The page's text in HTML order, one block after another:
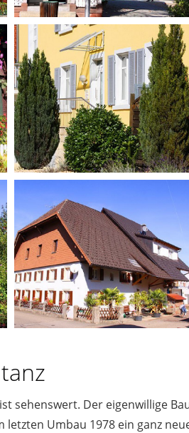
sehenswert. Der eigenwillige
Umbau 1978 ein ganz